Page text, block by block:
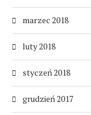
marzec 2018
luty 2018
styczeń 2018
grudzień 2017